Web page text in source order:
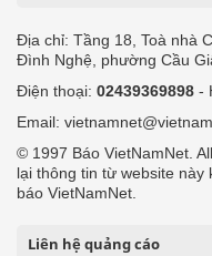
Địa chỉ: Tầng 18, Toà nhà
Đình Nghệ, phường Cầu
Điện thoại: 02439369898 -
Email:
© 1997 Báo VietNamNet.
lại thông tin từ website
báo VietNamNet.
Liên hệ quảng cáo